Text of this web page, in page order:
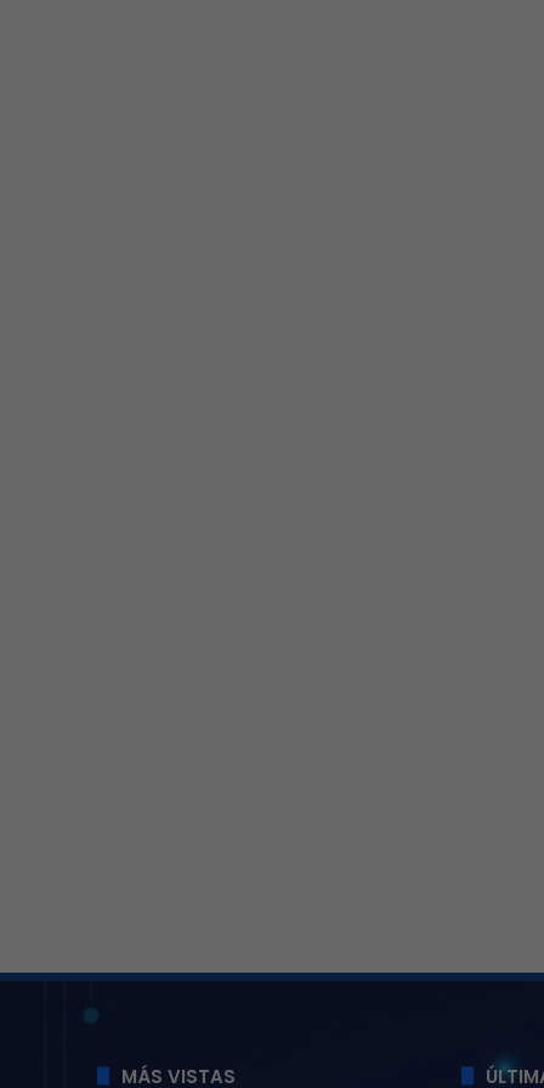
MÁS VISTAS